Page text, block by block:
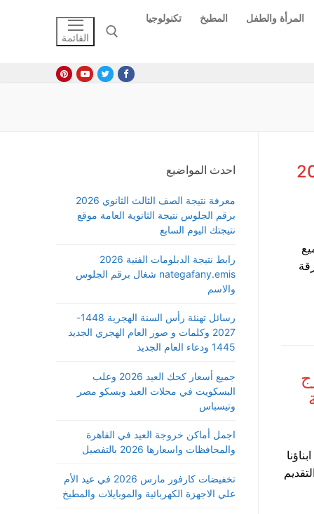
المرأة والطفل المطبخ
تكنولوجيا
القائمة
الثاني 2026
حلوان الترم الثاني 2026 جميع
احدث المواضيع
معرفة نتيجة الصف الثالث الثانوي 2026
برقم الجلوس نتيجة الثانوية العامة موقع
نتيجتك اليوم السابع
رابط نتيجة الدبلومات الفنية 2026
nategafany.emis شغال برقم الجلوس
والاسم
رسائل تهنئة رأس السنة الهجرية 1448-
2027 وكلمات و صور العام الهجري الجديد
1445 ودعاء العام الجديد
جميع أسعار كحك العيد 2026 وعلب
البسكويت في محلات العبد وبسكو مصر
وتيسباس
اجمل أماكن خروجة العيد في القاهرة
والمحافظات واسعارها 2026 بالتفصيل
تخفيضات كارفور مارس 2026 في عيد الأم
علي الاجهزة الكهربائية والموبايلات والمطبخ